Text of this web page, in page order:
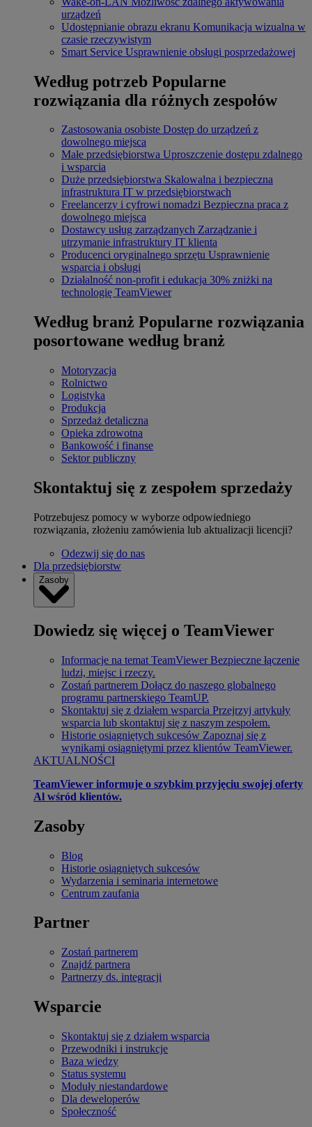
urządzeń
Udostępnianie obrazu ekranu Komunikacja wizualna w
czasie rzeczywistym
Smart Service Usprawnienie obsługi posprzedażowej
Według potrzeb Popularne
rozwiązania dla różnych zespołów
Zastosowania osobiste Dostęp do urządzeń z
dowolnego miejsca
Małe przedsiębiorstwa Uproszczenie dostępu zdalnego
i wsparcia
Duże przedsiębiorstwa Skalowalna i bezpieczna
infrastruktura IT w przedsiębiorstwach
Freelancerzy i cyfrowi nomadzi Bezpieczna praca z
dowolnego miejsca
Dostawcy usług zarządzanych Zarządzanie i
utrzymanie infrastruktury IT klienta
Producenci oryginalnego sprzętu Usprawnienie
wsparcia i obsługi
Działalność non-profit i edukacja 30% zniżki na
technologię TeamViewer
Według branż Popularne rozwiązania
posortowane według branż
Motoryzacja
Rolnictwo
Logistyka
Produkcja
Sprzedaż detaliczna
Opieka zdrowotna
Bankowość i finanse
Sektor publiczny
Skontaktuj się z zespołem sprzedaży
Potrzebujesz pomocy w wyborze odpowiedniego
rozwiązania, złożeniu zamówienia lub aktualizacji licencji?
Odezwij się do nas
Dla przedsiębiorstw
Zasoby
Dowiedz się więcej o TeamViewer
Informacje na temat TeamViewer Bezpieczne łączenie
ludzi, miejsc i rzeczy.
Zostań partnerem Dołącz do naszego globalnego
programu partnerskiego TeamUP.
Skontaktuj się z działem wsparcia Przejrzyj artykuły
wsparcia lub skontaktuj się z naszym zespołem.
Historie osiągniętych sukcesów Zapoznaj się z
wynikami osiągniętymi przez klientów TeamViewer.
AKTUALNOŚCI
TeamViewer informuje o szybkim przyjęciu swojej oferty
Al wśród klientów.
Zasoby
Blog
Historie osiągniętych sukcesów
Wydarzenia i seminaria internetowe
Centrum zaufania
Partner
Zostań partnerem
Znajdź partnera
Partnerzy ds. integracji
Wsparcie
Skontaktuj się z działem wsparcia
Przewodniki i instrukcje
Baza wiedzy
Status systemu
Moduły niestandardowe
Dla deweloperów
Społeczność